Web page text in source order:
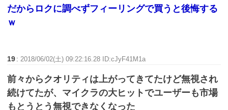
だからロクに調べずフィーリングで買うと後悔する
ｗ
19 : 2018/06/02(土) 09:22:16.28 ID:cJyF41M1a
前々からクオリティは上がってきてたけど無視され
続けてたが、マイクラの大ヒットでユーザーも市場
もとうとう無視できなくなった